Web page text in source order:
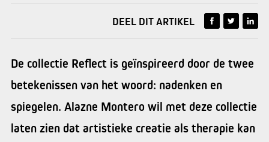
DEEL DIT ARTIKEL
De collectie Reflect is geïnspireerd door de twee
betekenissen van het woord: nadenken en
spiegelen. Alazne Montero wil met deze collectie
laten zien dat artistieke creatie als therapie kan